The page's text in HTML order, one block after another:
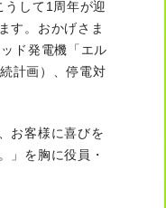
うして1周年が迎
す。おかげさま
ド発電機「エル
計画）、停電対
お客様に喜びを
」を胸に役員・